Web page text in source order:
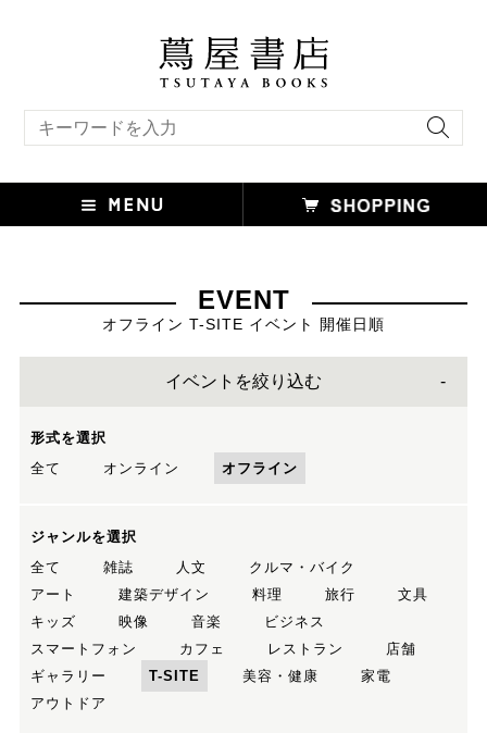
EVENT
オフライン T-SITE イベント 開催日順
イベントを絞り込む
形式を選択
全て
オンライン オフライン
ジャンルを選択
全て
雑誌 人文
クルマ・バイク
アート
建築デザイン 料理 旅行
文具
キッズ
映像 音楽
ビジネス
スマートフォン
カフェ レストラン
店舗
ギャラリー
T-SITE 美容・健康
家電
アウトドア